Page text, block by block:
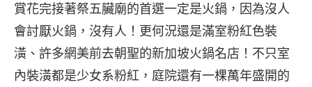
賞花完接著祭五臟廟的首選一定是火鍋，因為沒人
會討厭火鍋，沒有人！更何況還是滿室粉紅色裝
潢、許多網美前去朝聖的新加坡火鍋名店！不只室
內裝潢都是少女系粉紅，庭院還有一棵萬年盛開的